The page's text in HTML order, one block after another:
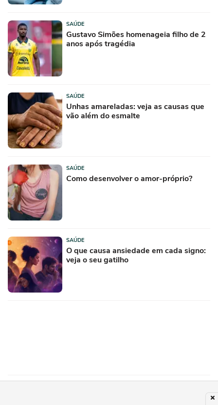
SAÚDE
Gustavo Simões homenageia filho de 2
anos após tragédia
SAÚDE
Unhas amareladas: veja as causas que
vão além do esmalte
SAÚDE
Como desenvolver o amor-próprio?
SAÚDE
O que causa ansiedade em cada signo:
veja o seu gatilho